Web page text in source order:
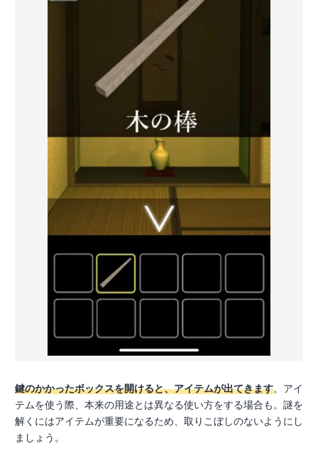
鍵のかかったボックスを開けると、アイテムが出てきます。アイ
テムを使う際、本来の用途とは異なる使い方をする場合も。謎を
解くにはアイテムが重要になるため、取りこぼしのないようにし
ましょう。